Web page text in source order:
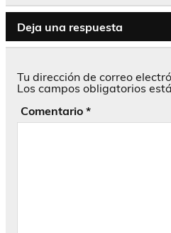
Deja una respuesta
Tu dirección de correo
Los campos obligatorios
Comentario *